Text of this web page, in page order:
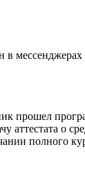
в мессенджерах
прошел
аттестата о
полного